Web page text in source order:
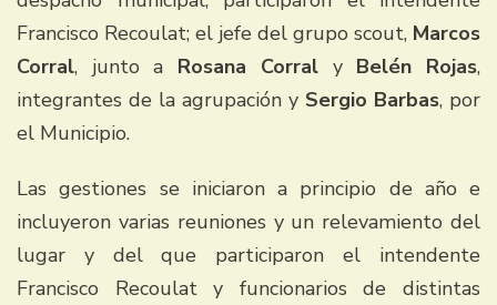
Francisco Recoulat; el jefe del grupo scout, Marcos
Corral, junto a Rosana Corraly Belén Rojas,
integrantes de la agrupación y Sergio Barbas, por
el Municipio.
Las gestiones se iniciaron a principio de año e
incluyeron varias reuniones y un relevamiento del
lugar y del que participaron el intendente
Francisco Recoulat y funcionarios de distintas